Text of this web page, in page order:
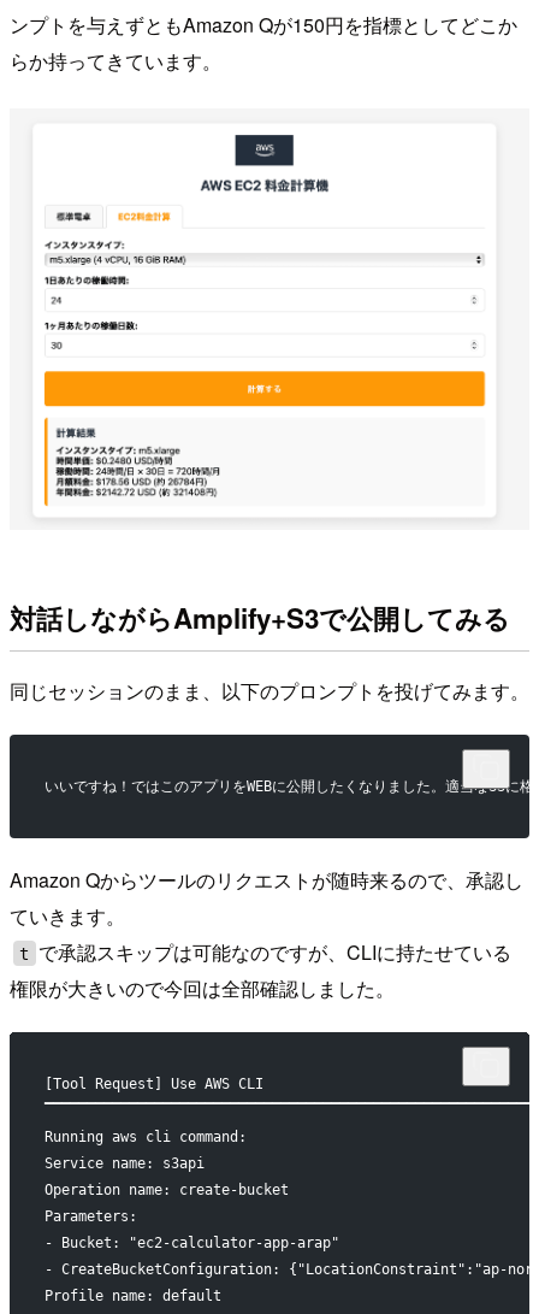
ンプトを与えずともAmazon Qが150円を指標としてどこか
らか持ってきています。
対話しながらAmplify+S3で公開してみる
同じセッションのまま、以下のプロンプトを投げてみます。
いいですね！ではこのアプリをWEBに公開したくなりました。適当なS3に
Amazon Qからツールのリクエストが随時来るので、承認し
ていきます。
t
で承認スキップは可能なのですが、CLIに持たせている
権限が大きいので今回は全部確認しました。
[Tool Request] Use AWS CLI
Running aws cli command:
Service name: s3api
Operation name: create-bucket
Parameters:
- Bucket: "ec2-calculator-app-arap"
- CreateBucketConfiguration: {"LocationConstraint":"ap-
Profile name: default